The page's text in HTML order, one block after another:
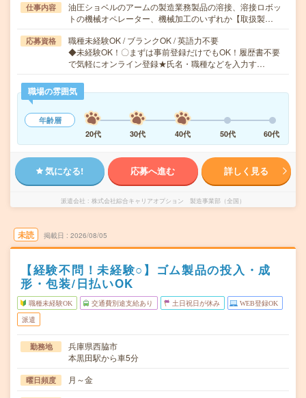
仕事内容
油圧ショベルのアームの製造業務製品の溶接、溶接ロボッ
トの機械オペレーター、機械加工のいずれか【取扱製…
応募資格
職種未経験OK / ブランクOK / 英語力不要
◆未経験OK！〇まずは事前登録だけでもOK！履歴書不要
で気軽にオンライン登録★氏名・職種などを入力す…
職場の雰囲気
年齢層
20代
30代 40代 50代 60代
気になる! 応募へ進む 詳しく見る
派遣会社 株式会社綜合キャリアオプション 製造事業部（全国）
未読 掲載日 2026/08/05
【経験不問！未経験○】ゴム製品の投入・成
形・包装/日払いOK
職種未経験OK 交通費別途支給あり 土日祝日が休み WEB登録OK
派遣
勤務地
兵庫県西脇市
本黒田駅から車5分
曜日頻度 月～金